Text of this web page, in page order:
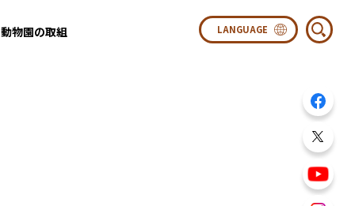
動物園の取組